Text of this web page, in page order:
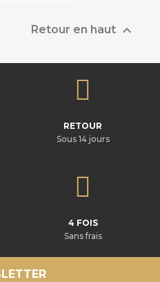
Retour en haut 
RETOUR
Sous 14 jours
4 FOIS
Sans frais